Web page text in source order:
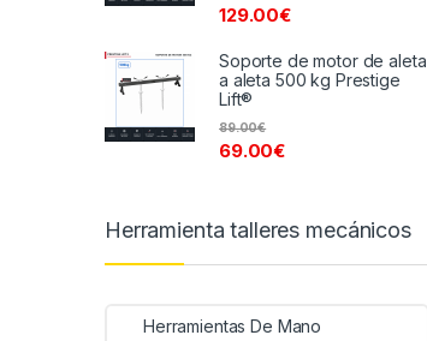
129.00€
Soporte de motor de aleta
a aleta 500 kg Prestige
Lift®
69.00€
89.00€
Herramienta talleres mecánicos
Herramientas De Mano